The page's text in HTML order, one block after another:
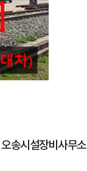
송시설장비사무소